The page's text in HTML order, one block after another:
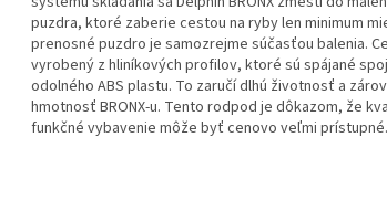
puzdra, ktoré zaberie cestou na ryby len minimum
prenosné puzdro je samozrejme súčasťou balenia.
vyrobený z hliníkových profilov, ktoré sú spájané
odolného ABS plastu. To zaručí dlhú životnosť a
hmotnosť BRONX-u. Tento rodpod je dôkazom, že
funkčné vybavenie môže byť cenovo veľmi prístupné.